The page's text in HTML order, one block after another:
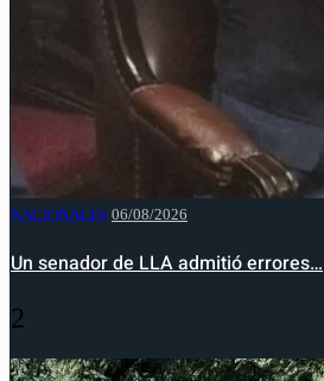
NACIONALES 06/08/2026
Un senador de LLA admitió errores…
2